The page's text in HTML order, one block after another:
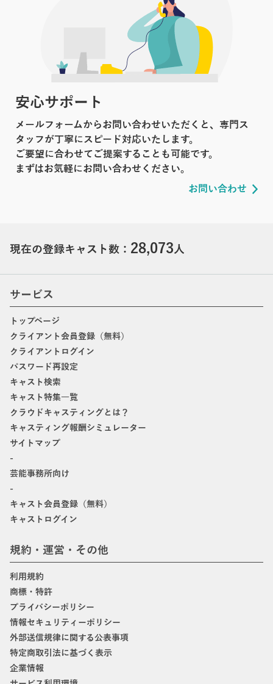
安心サポート
メールフォームからお問い合わせいただくと、専門ス
タッフが丁寧にスピード対応いたします。
ご要望に合わせてご提案することも可能です。
まずはお気軽にお問い合わせください。
お問い合わせ
現在の登録キャスト数： 28,073人
サービス
トップページ
クライアント会員登録（無料）
クライアントログイン
パスワード再設定
キャスト検索
キャスト特集一覧
クラウドキャスティングとは？
キャスティング報酬シミュレーター
サイトマップ
-
芸能事務所向け
-
キャスト会員登録（無料）
キャストログイン
規約・運営・その他
利用規約
商標・特許
プライバシーポリシー
情報セキュリティーポリシー
外部送信規律に関する公表事項
特定商取引法に基づく表示
企業情報